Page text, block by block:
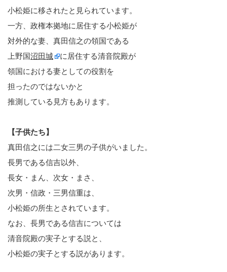
小松姫に移されたと見られています。
一方、政権本拠地に居住する小松姫が
対外的な妻、真田信之の領国である
上野国沼田城
に居住する清音院殿が
領国における妻としての役割を
担ったのではないかと
推測している見方もあります。
【子供たち】
真田信之には二女三男の子供がいました。
長男である信吉以外、
長女・まん、次女・まさ、
次男・信政・三男信重は、
小松姫の所生とされています。
なお、長男である信吉については
清音院殿の実子とする説と、
小松姫の実子とする説があります。